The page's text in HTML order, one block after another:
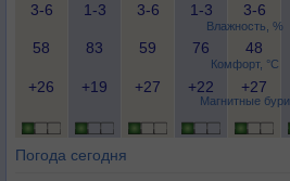
Влажность, %
Комфорт, °C
Магнитные бури
3-6
1-3
3-6
1-3
3-6
58 83 59 76 48
+26 +19 +27 +22 +27
Погода сегодня